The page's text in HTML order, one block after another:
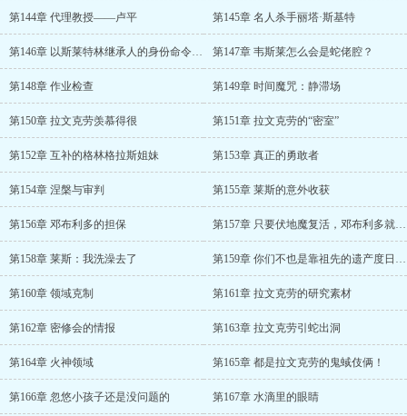
第144章 代理教授——卢平 第145章 名人杀手丽塔·斯基特
第146章 以斯莱特林继承人的身份命令你！ 第147章 韦斯莱怎么会是蛇佬腔？
第148章 作业检查 第149章 时间魔咒：静滞场
第150章 拉文克劳羡慕得很 第151章 拉文克劳的“密室”
第152章 互补的格林格拉斯姐妹 第153章 真正的勇敢者
第154章 涅槃与审判 第155章 莱斯的意外收获
第156章 邓布利多的担保 第157章 只要伏地魔复活，邓布利多就没工夫打扰我们了
第158章 莱斯：我洗澡去了 第159章 你们不也是靠祖先的遗产度日吗？
第160章 领域克制 第161章 拉文克劳的研究素材
第162章 密修会的情报 第163章 拉文克劳引蛇出洞
第164章 火神领域 第165章 都是拉文克劳的鬼蜮伎俩！
第166章 忽悠小孩子还是没问题的 第167章 水滴里的眼睛